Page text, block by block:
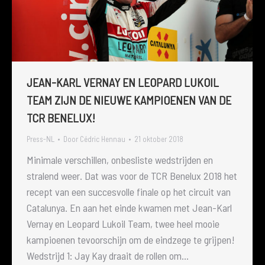
JEAN-KARL VERNAY EN LEOPARD LUKOIL
TEAM ZIJN DE NIEUWE KAMPIOENEN VAN DE
TCR BENELUX!
Press-NL Door Cédric Hennau 21 oktober 2018
Minimale verschillen, onbesliste wedstrijden en
stralend weer. Dat was voor de TCR Benelux 2018 het
recept van een succesvolle finale op het circuit van
Catalunya. En aan het einde kwamen met Jean-Karl
Vernay en Leopard Lukoil Team, twee heel mooie
kampioenen tevoorschijn om de eindzege te grijpen!
Wedstrijd 1: Jay Kay draait de rollen om…